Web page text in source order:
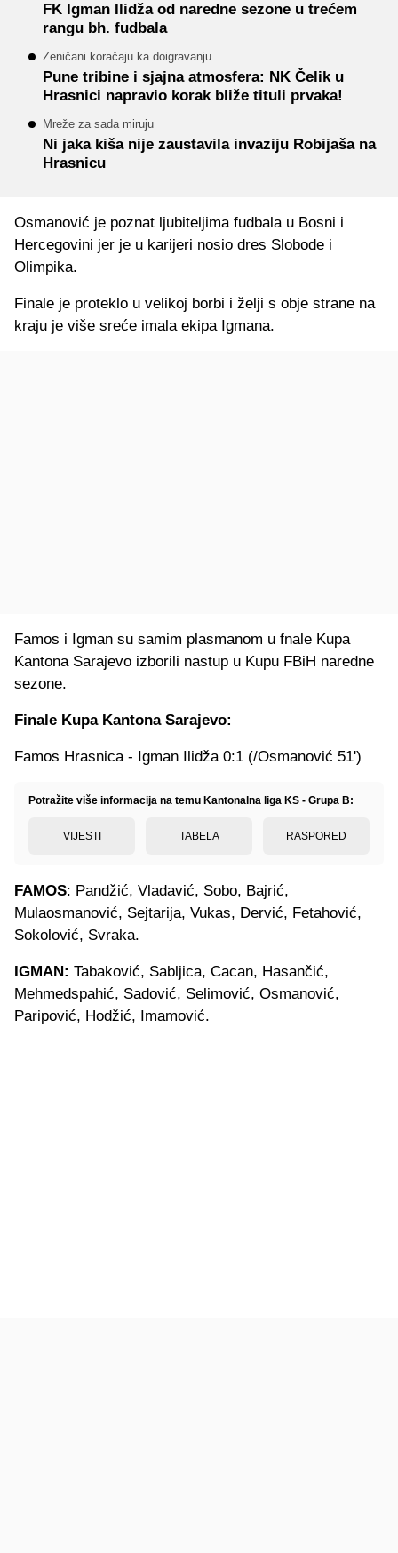
FK Igman Ilidža od naredne sezone u trećem
rangu bh. fudbala
Zeničani koračaju ka doigravanju
Pune tribine i sjajna atmosfera: NK Čelik u
Hrasnici napravio korak bliže tituli prvaka!
Mreže za sada miruju
Ni jaka kiša nije zaustavila invaziju Robijaša na
Hrasnicu
Osmanović je poznat ljubiteljima fudbala u Bosni i
Hercegovini jer je u karijeri nosio dres Slobode i
Olimpika.
Finale je proteklo u velikoj borbi i želji s obje strane na
kraju je više sreće imala ekipa Igmana.
Famos i Igman su samim plasmanom u fnale Kupa
Kantona Sarajevo izborili nastup u Kupu FBiH naredne
sezone.
Finale Kupa Kantona Sarajevo:
Famos Hrasnica - Igman Ilidža 0:1 (/Osmanović 51')
Potražite više informacija na temu Kantonalna liga KS - Grupa B:
VIJESTI TABELA RASPORED
FAMOS: Pandžić, Vladavić, Sobo, Bajrić,
Mulaosmanović, Sejtarija, Vukas, Dervić, Fetahović,
Sokolović, Svraka.
IGMAN: Tabaković, Sabljica, Cacan, Hasančić,
Mehmedspahić, Sadović, Selimović, Osmanović,
Paripović, Hodžić, Imamović.